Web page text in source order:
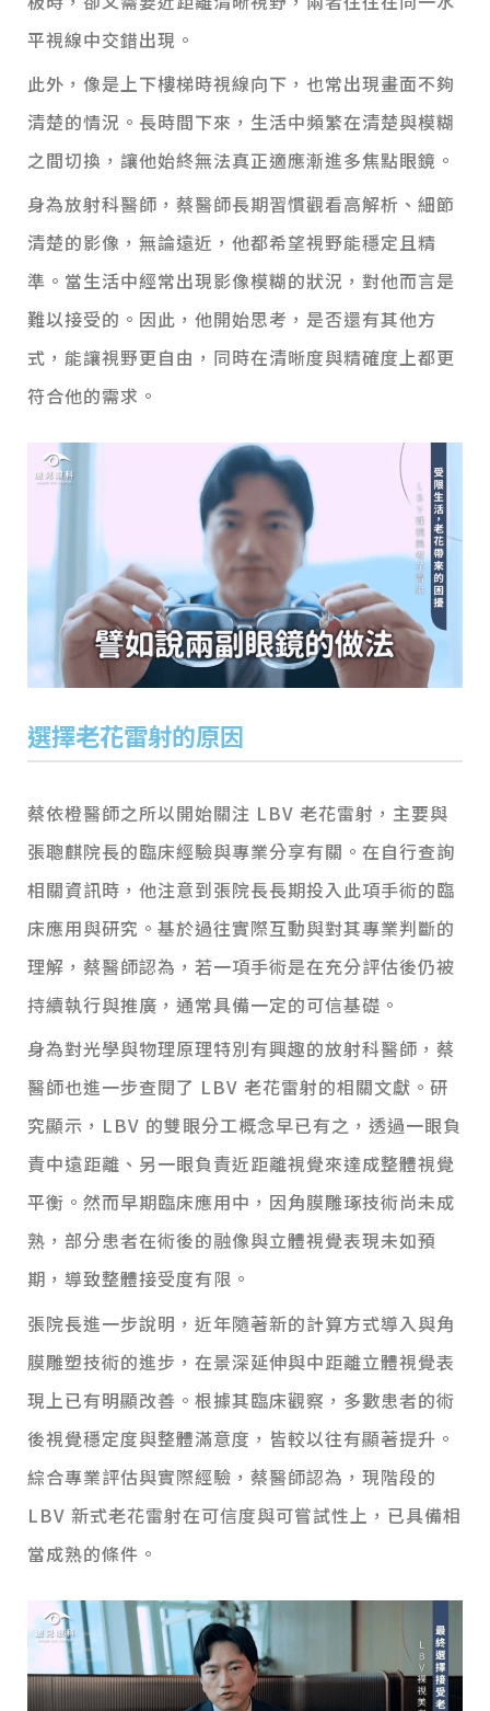
平視線中交錯出現。
此外，像是上下樓梯時視線向下，也常出現畫面不夠
清楚的情況。長時間下來，生活中頻繁在清楚與模糊
之間切換，讓他始終無法真正適應漸進多焦點眼鏡。
身為放射科醫師，蔡醫師長期習慣觀看高解析、細節
清楚的影像，無論遠近，他都希望視野能穩定且精
準。當生活中經常出現影像模糊的狀況，對他而言是
難以接受的。因此，他開始思考，是否還有其他方
式，能讓視野更自由，同時在清晰度與精確度上都更
符合他的需求。
選擇老花雷射的原因
蔡依橙醫師之所以開始關注 LBV 老花雷射，主要與
張聰麒院長的臨床經驗與專業分享有關。在自行查詢
相關資訊時，他注意到張院長長期投入此項手術的臨
床應用與研究。基於過往實際互動與對其專業判斷的
理解，蔡醫師認為，若一項手術是在充分評估後仍被
持續執行與推廣，通常具備一定的可信基礎。
身為對光學與物理原理特別有興趣的放射科醫師，蔡
醫師也進一步查閱了 LBV 老花雷射的相關文獻。研
究顯示，LBV 的雙眼分工概念早已有之，透過一眼負
責中遠距離、另一眼負責近距離視覺來達成整體視覺
平衡。然而早期臨床應用中，因角膜雕琢技術尚未成
熟，部分患者在術後的融像與立體視覺表現未如預
期，導致整體接受度有限。
張院長進一步說明，近年隨著新的計算方式導入與角
膜雕塑技術的進步，在景深延伸與中距離立體視覺表
現上已有明顯改善。根據其臨床觀察，多數患者的術
後視覺穩定度與整體滿意度，皆較以往有顯著提升。
綜合專業評估與實際經驗，蔡醫師認為，現階段的
LBV 新式老花雷射在可信度與可嘗試性上，已具備相
當成熟的條件。